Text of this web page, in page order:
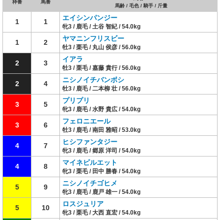
枠番 馬番
馬齢 / 毛色 / 騎手 / 斤量
1 1 エイシンパンジー
牝3 / 鹿毛 / 土谷 智紀 / 54.0kg
1 2 ヤマニンフリスビー
牡3 / 栗毛 / 丸山 侯彦 / 56.0kg
2 3 イアラ
牡3 / 栗毛 / 嘉藤 貴行 / 56.0kg
2 4 ニシノイチバンボシ
牡3 / 鹿毛 / 二本柳 壮 / 56.0kg
3 5 プリプリ
牝3 / 鹿毛 / 水野 貴広 / 54.0kg
3 6 フェロニエール
牡3 / 鹿毛 / 南田 雅昭 / 53.0kg
4 7 ヒシファンタジー
牝3 / 鹿毛 / 郷原 洋司 / 54.0kg
4 8 マイネピルエット
牝3 / 栗毛 / 田中 勝春 / 54.0kg
5 9 ニシノイチゴヒメ
牝3 / 鹿毛 / 鹿戸 雄一 / 54.0kg
5 10 ロスジュリア
牝3 / 栗毛 / 大西 直宏 / 54.0kg